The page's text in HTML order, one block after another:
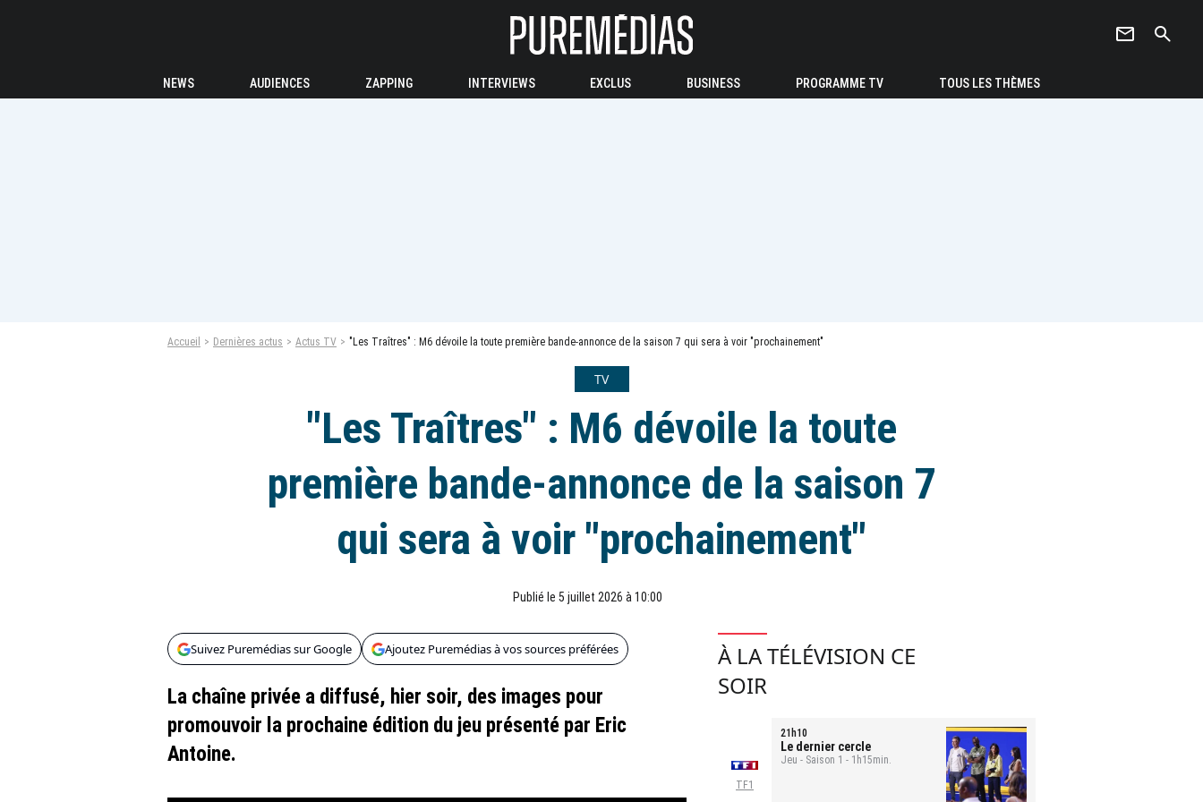
newsletter search
NEWS AUDIENCES ZAPPING INTERVIEWS EXCLUS BUSINESS PROGRAMME TV TOUS LES THÈMES
Accueil Dernières actus Actus TV "Les Traîtres" : M6 dévoile la toute première bande-annonce de la saison 7 qui sera à voir "prochainement"
TV
"Les Traîtres" : M6 dévoile la toute
première bande-annonce de la saison 7
qui sera à voir "prochainement"
Publié le 5 juillet 2026 à 10:00
Suivez Puremédias sur Google Ajoutez Puremédias à vos sources préférées
La chaîne privée a diffusé, hier soir, des images pour
promouvoir la prochaine édition du jeu présenté par Eric
Antoine.
À LA TÉLÉVISION CE
SOIR
TF1
21h10
Le dernier cercle
Jeu - Saison 1 - 1h15min.